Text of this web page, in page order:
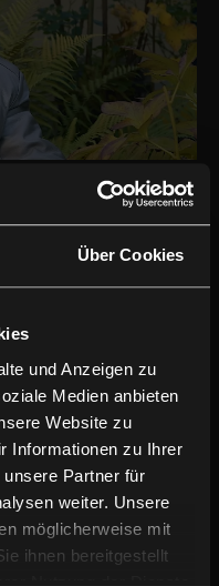
Über Cookies
und Anzeigen zu
Medien anbieten
Website zu
Informationen zu Ihrer
Partner für
weiter. Unsere
möglicherweise mit
ihnen bereitgestellt
Nutzung der Dienste
den legendären
der Begegnung mit
berührendes Porträt über
Psychiater Houchang
begleitet und den
wie auch mit der